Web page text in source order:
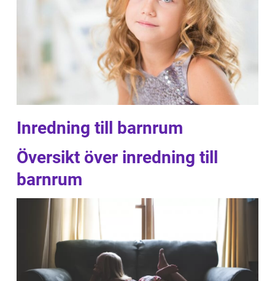
Inredning till barnrum
Översikt över inredning till
barnrum